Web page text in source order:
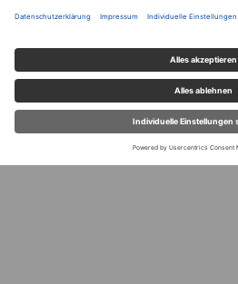
bedeutendsten politischen Blogs
entwickelt.